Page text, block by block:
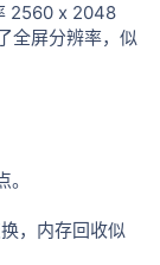
2560 x 2048
全屏分辨率，似
，内存回收似